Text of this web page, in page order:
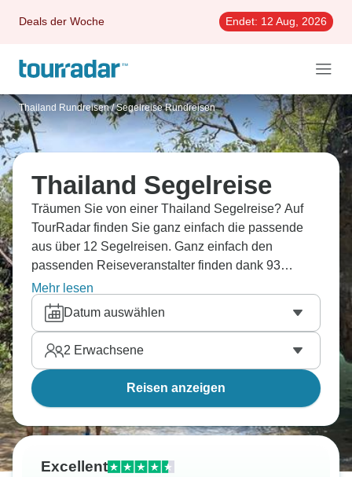
Deals der Woche Endet: 12 Aug, 2026
Thailand Rundreisen / Segelreise Rundreisen
Thailand Segelreise
Träumen Sie von einer Thailand Segelreise? Auf
TourRadar finden Sie ganz einfach die passende
aus über 12 Segelreisen. Ganz einfach den
passenden Reiseveranstalter finden dank 93
Erfahrungsberichten.
Mehr lesen
Datum auswählen
2 Erwachsene
Reisen anzeigen
Excellent